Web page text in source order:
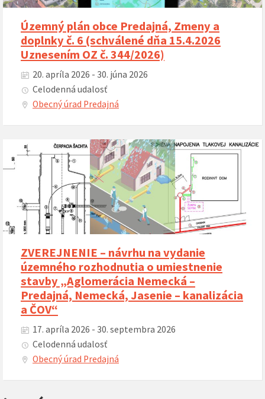
Územný plán obce Predajná, Zmeny a
doplnky č. 6 (schválené dňa 15.4.2026
Uznesením OZ č. 344/2026)
20. apríla 2026 - 30. júna 2026
Celodenná udalosť
Obecný úrad Predajná
ZVEREJNENIE – návrhu na vydanie
územného rozhodnutia o umiestnenie
stavby „Aglomerácia Nemecká –
Predajná, Nemecká, Jasenie – kanalizácia
a ČOV“
17. apríla 2026 - 30. septembra 2026
Celodenná udalosť
Obecný úrad Predajná